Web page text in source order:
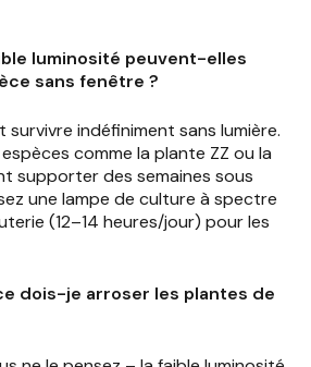
luminosité peuvent-elles
sans fenêtre ?
indéfiniment sans lumière.
comme la plante ZZ ou la
supporter des semaines sous
une lampe de culture à spectre
(12–14 heures/jour) pour les
dois-je arroser les plantes de